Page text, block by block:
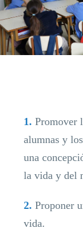
1. Promover
alumnas y
una
la vida y del
2. Proponer
vida.